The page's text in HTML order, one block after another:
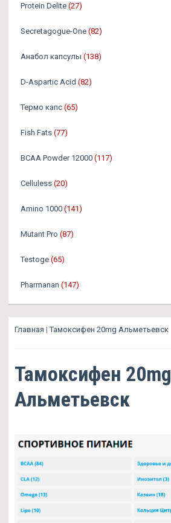
Protein Delite (27)
Secretagogue-One (82)
Анабол капсулы (138)
D-Aspartic Acid (82)
Термо капс (65)
Fish Fats (77)
BCAA Powder 12000 (117)
Celluless (20)
Amino 1000 (141)
Mutant Pro (87)
Testoge (65)
Pharmanan (147)
Главная |Тамоксифен 20mg Альметьевск
Тамоксифен 20mg
Альметьевск